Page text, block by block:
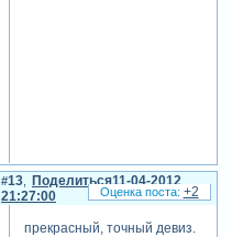
Поделиться
13
11-04-2012
21:27:00
прекрасный, точный девиз.
+2